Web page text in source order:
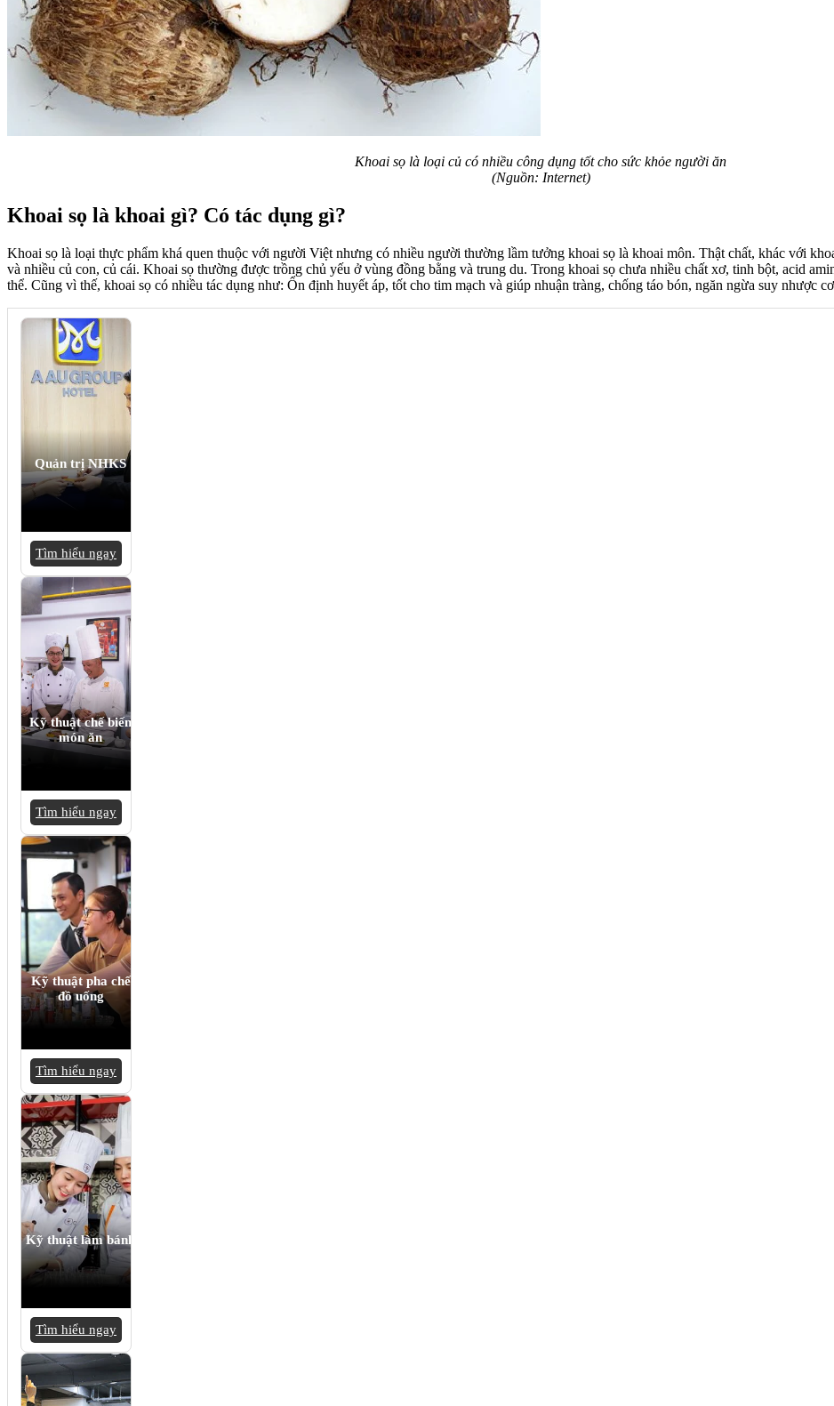
Khoai sọ là loại củ có nhiều công dụng tốt cho sức khỏe người ăn
(Nguồn: Internet)
Khoai sọ là khoai gì? Có tác dụng gì?
Khoai sọ là loại thực phẩm khá quen thuộc với người Việt nhưng có nhiều người thường lầm tưởng khoai sọ là khoai môn. Thật chất, khác với
và nhiều củ con, củ cái. Khoai sọ thường được trồng chủ yếu ở vùng đồng bằng và trung du. Trong khoai sọ chưa nhiều chất xơ, tinh bột, acid
thể. Cũng vì thế, khoai sọ có nhiều tác dụng như: Ổn định huyết áp, tốt cho tim mạch và giúp nhuận tràng, chống táo bón, ngăn ngừa suy nhược
Quản trị NHKS
Tìm hiểu ngay
Kỹ thuật chế biến
món ăn
Tìm hiểu ngay
Kỹ thuật pha chế
đồ uống
Tìm hiểu ngay
Kỹ thuật làm bánh
Tìm hiểu ngay